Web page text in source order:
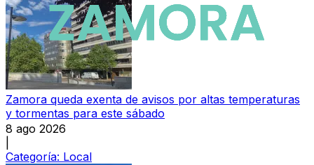
Zamora queda exenta de avisos por altas temperaturas
y tormentas para este sábado
8 ago 2026
Categoría: Local